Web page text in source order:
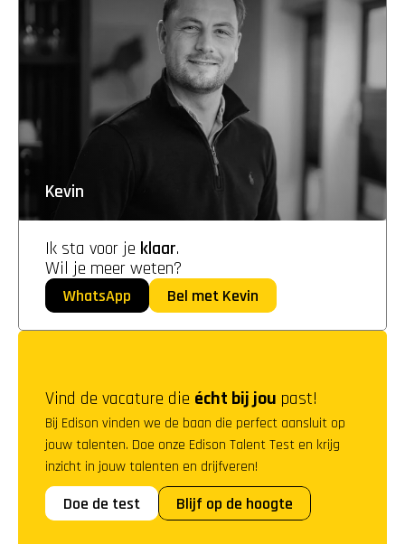
Kevin
Ik sta voor je klaar.
Wil je meer weten?
WhatsApp Bel met Kevin
Vind de vacature die écht bij jou past!
Bij Edison vinden we de baan die perfect aansluit op
jouw talenten. Doe onze Edison Talent Test en krijg
inzicht in jouw talenten en drijfveren!
Doe de test Blijf op de hoogte